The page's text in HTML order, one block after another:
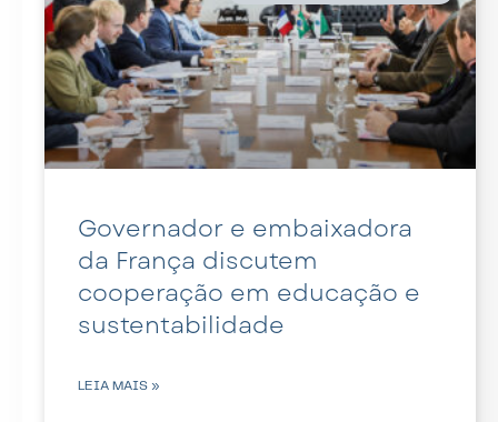
Governador e embaixadora
da França discutem
cooperação em educação e
sustentabilidade
LEIA MAIS »